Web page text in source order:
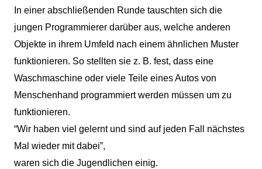
In einer abschließenden Runde tauschten sich die
jungen Programmierer darüber aus, welche anderen
Objekte in ihrem Umfeld nach einem ähnlichen Muster
funktionieren. So stellten sie z. B. fest, dass eine
Waschmaschine oder viele Teile eines Autos von
Menschenhand programmiert werden müssen um zu
funktionieren.
“Wir haben viel gelernt und sind auf jeden Fall nächstes
Mal wieder mit dabei”,
waren sich die Jugendlichen einig.